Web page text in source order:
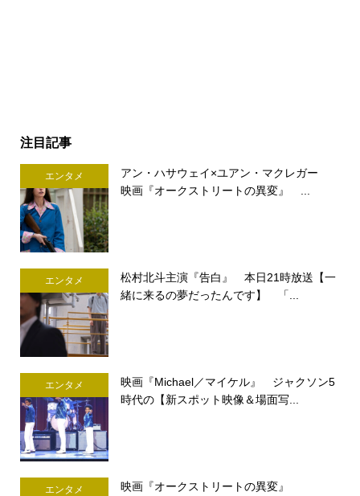
注目記事
エンタメ
アン・ハサウェイ×ユアン・マクレガー
映画『オークストリートの異変』 ...
エンタメ
松村北斗主演『告白』 本日21時放送【一
緒に来るの夢だったんです】 「...
エンタメ
映画『Michael／マイケル』 ジャクソン5
時代の【新スポット映像＆場面写...
エンタメ
映画『オークストリートの異変』